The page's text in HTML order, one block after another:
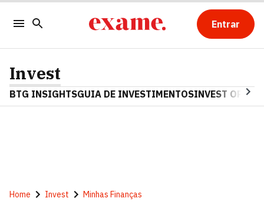
Entrar
Invest
BTG INSIGHTSGUIA DE INVESTIMENTOSINVEST OPINA
Home Invest Minhas Finanças